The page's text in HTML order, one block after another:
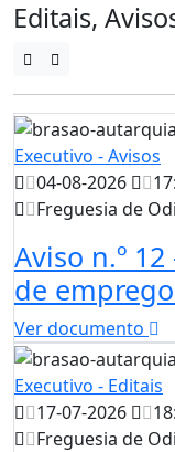
Editais,
Executivo - Avisos
04-08-2026
Freguesia de
Aviso n.º
de
Ver documento
Executivo - Editais
17-07-2026
Freguesia de